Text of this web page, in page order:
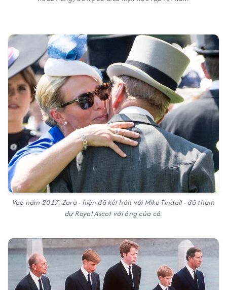
Vào năm 2017, Zara - hiện đã kết hôn với Mike Tindall - đã tham
dự Royal Ascot với ông của cô.